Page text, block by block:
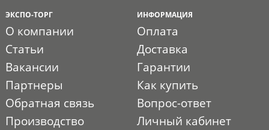
ЭКСПО-ТОРГ
О компании
Статьи
Вакансии
Партнеры
Обратная связь
Производство
ИНФОРМАЦИЯ
Оплата
Доставка
Гарантии
Как купить
Вопрос-ответ
Личный кабинет